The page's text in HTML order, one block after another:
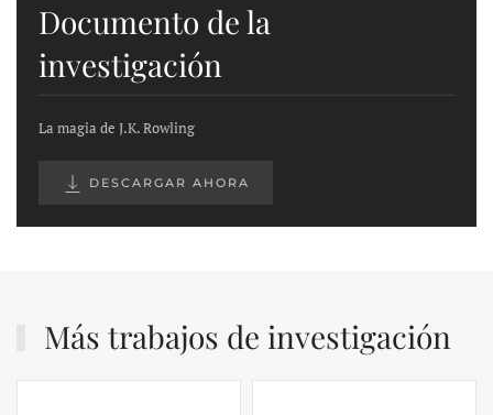
Documento de la
investigación
La magia de J.K. Rowling
DESCARGAR AHORA
Más trabajos de investigación